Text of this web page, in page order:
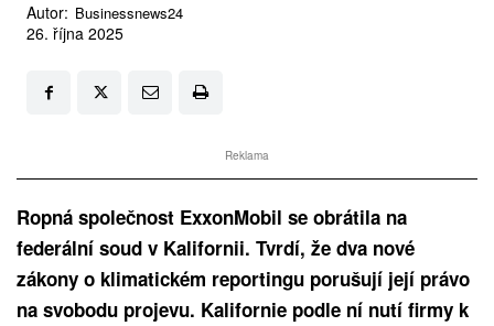
Autor: Businessnews24
26. října 2025
Reklama
Ropná společnost ExxonMobil se obrátila na
federální soud v Kalifornii. Tvrdí, že dva nové
zákony o klimatickém reportingu porušují její právo
na svobodu projevu. Kalifornie podle ní nutí firmy k